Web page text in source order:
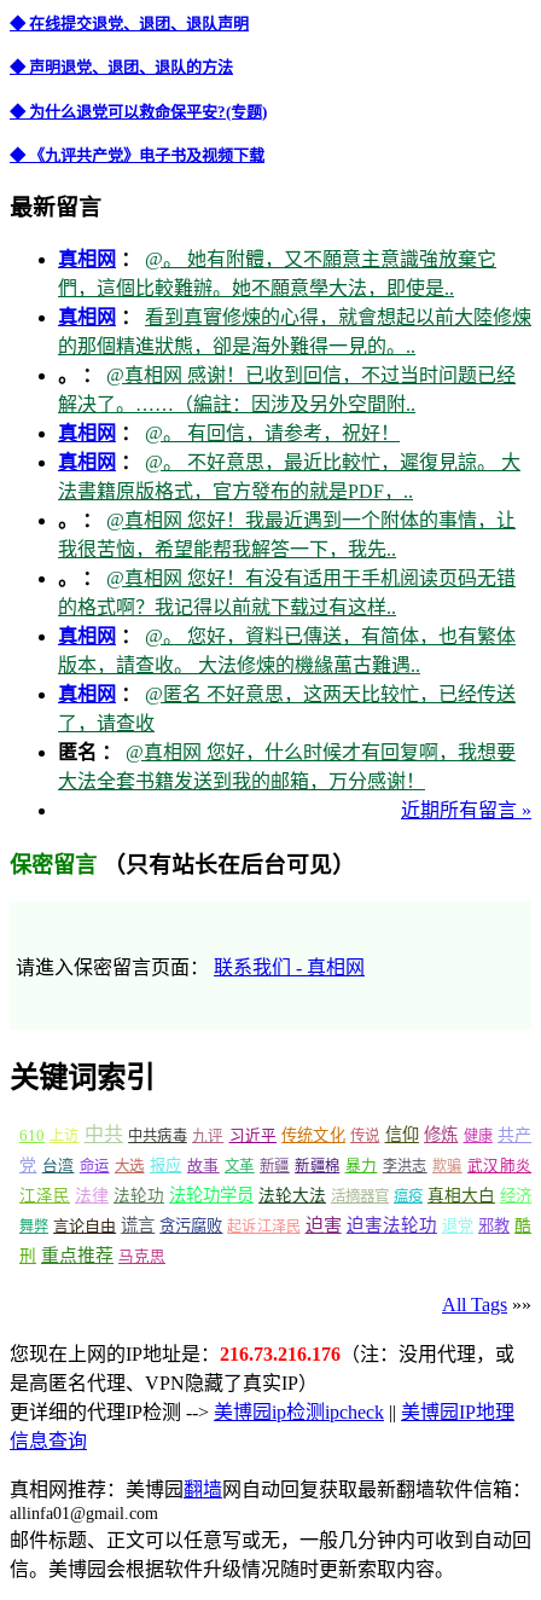
◆ 在线提交退党、退团、退队声明
◆ 声明退党、退团、退队的方法
◆ 为什么退党可以救命保平安?(专题)
◆ 《九评共产党》电子书及视频下载
最新留言
真相网 ： @。 她有附體，又不願意主意識強放棄它
們，這個比較難辦。她不願意學大法，即使是..
真相网 ： 看到真實修煉的心得，就會想起以前大陸修煉
的那個精進狀態，卻是海外難得一見的。..
。 ： @真相网 感谢！已收到回信，不过当时问题已经
解决了。……（編註：因涉及另外空間附..
真相网 ： @。 有回信，请参考，祝好！
真相网 ： @。 不好意思，最近比較忙，遲復見諒。 大
法書籍原版格式，官方發布的就是PDF，..
。 ： @真相网 您好！我最近遇到一个附体的事情，让
我很苦恼，希望能帮我解答一下，我先..
。 ： @真相网 您好！有没有适用于手机阅读页码无错
的格式啊？我记得以前就下载过有这样..
真相网 ： @。 您好，資料已傳送，有简体，也有繁体
版本，請查收。 大法修煉的機緣萬古難遇..
真相网 ： @匿名 不好意思，这两天比较忙，已经传送
了，请查收
匿名 ： @真相网 您好，什么时候才有回复啊，我想要
大法全套书籍发送到我的邮箱，万分感谢！
近期所有留言 »
保密留言 （只有站长在后台可见）
请進入保密留言页面： 联系我们 - 真相网
关键词索引
610 上访 中共 中共病毒 九评 习近平 传统文化 传说 信仰 修炼 健康 共产
党 台湾 命运 大选 报应 故事 文革 新疆 新疆棉 暴力 李洪志 欺骗 武汉肺炎
江泽民 法律 法轮功 法轮功学员 法轮大法 活摘器官 瘟疫 真相大白 经济
舞弊 言论自由 谎言 贪污腐败 起诉江泽民 迫害 迫害法轮功 退党 邪教 酷
刑 重点推荐 马克思
All Tags »»
您现在上网的IP地址是： 216.73.216.176 （注：没用代理，或
是高匿名代理、VPN隐藏了真实IP）
更详细的代理IP检测 --> 美博园ip检测ipcheck || 美博园IP地理
信息查询
真相网推荐：美博园翻墙网自动回复获取最新翻墙软件信箱：
allinfa01@gmail.com
邮件标题、正文可以任意写或无，一般几分钟内可收到自动回
信。美博园会根据软件升级情况随时更新索取内容。